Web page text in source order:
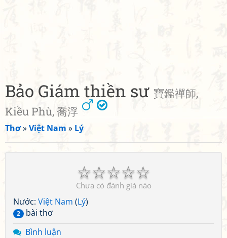
Bảo Giám thiền sư 寶鑑禪師,
Kiều Phù, 喬浮
Thơ»Việt Nam » Lý
☆
☆
☆
☆
☆
Chưa có đánh giá nào
Nước: Việt Nam (Lý)
2
bài thơ
Bình luận